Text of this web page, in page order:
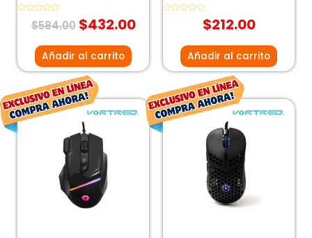
Valorado
$584.00 $432.00
Añadir al carrito
$212.00
Añadir al carrito
El
precio
original
era:
$312.00.
El
precio
El
precio
original
era:
$358.00.
El